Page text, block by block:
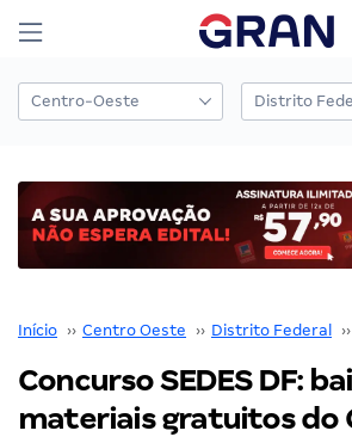
Início ›› Centro Oeste ›› Distrito Federal ››
Concurso SEDES DF:
materiais gratuitos do